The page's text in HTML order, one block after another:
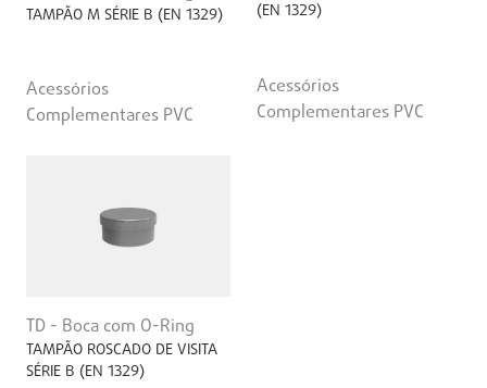
TAMPÃO M SÉRIE B (EN 1329)
Acessórios
Complementares PVC
(EN 1329)
Acessórios
Complementares PVC
TD - Boca com O-Ring
TAMPÃO ROSCADO DE VISITA
SÉRIE B (EN 1329)